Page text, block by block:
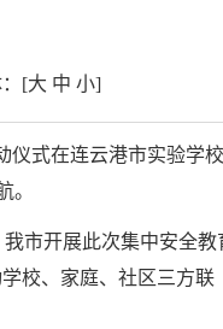
[大 中 小]
仪式在连云港市实验学
。
市开展此次集中安全教
校、家庭、社区三方联